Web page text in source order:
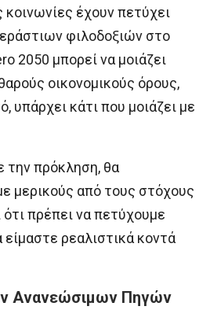
έχουν πετύχει
φιλοδοξιών στο
2050 μπορεί να μοιάζει
οικονομικούς όρους,
υπάρχει κάτι που μοιάζει με
την πρόκληση, θα
μερικούς από τους στόχους
πρέπει να πετύχουμε
είμαστε ρεαλιστικά κοντά
Ανανεώσιμων Πηγών